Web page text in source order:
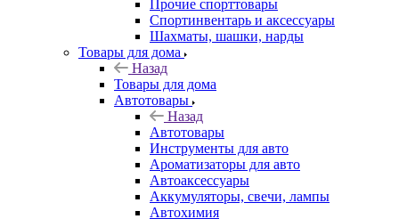
Прочие спорттовары
Спортинвентарь и аксессуары
Шахматы, шашки, нарды
Товары для дома
Назад
Товары для дома
Автотовары
Назад
Автотовары
Инструменты для авто
Ароматизаторы для авто
Автоаксессуары
Аккумуляторы, свечи, лампы
Автохимия